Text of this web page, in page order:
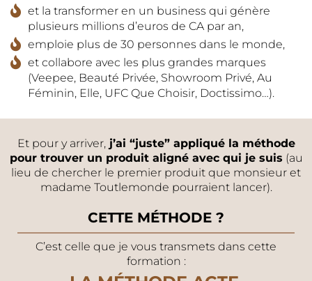
et la transformer en un business qui génère
plusieurs millions d’euros de CA par an,
emploie plus de 30 personnes dans le monde,
et collabore avec les plus grandes marques
(Veepee, Beauté Privée, Showroom Privé, Au
Féminin, Elle, UFC Que Choisir, Doctissimo…).
Et pour y arriver,j’ai “juste” appliqué la méthode
pour trouver un produit aligné avec qui je suis (au
lieu de chercher le premier produit que monsieur et
madame Toutlemonde pourraient lancer).
CETTE MÉTHODE ?
C’est celle que je vous transmets dans cette
formation :